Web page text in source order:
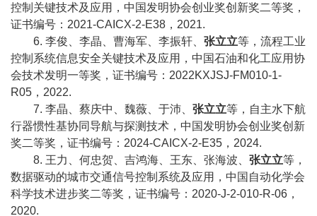
校
生
合
交
控制关键技术及应用，中国发明协会创业奖创新奖二等奖，
证书编号： 2021-CAICX-2-E38 ， 2021.
6. 李俊、李晶、曹海军、李振轩、 张立立等，流程工业
控制系统信息安全关键技术及应用，中国石油和化工应用协
会技术发明一等奖，证书编号： 2022KXJSJ-FM010-1-
R05 ， 2022.
7. 李晶、蔡庆中、魏薇、于沛、 张立立等，自主水下航
行器惯性基协同导航与探测技术，中国发明协会创业奖创新
奖二等奖，证书编号： 2024-CAICX-2-E35 ， 2024.
8. 王力、何忠贺、吉鸿海、王东、张海波、 张立立等，
数据驱动的城市交通信号控制系统及应用，中国自动化学会
科学技术进步奖二等奖，证书编号： 2020-J-2-010-R-06 ，
2020.